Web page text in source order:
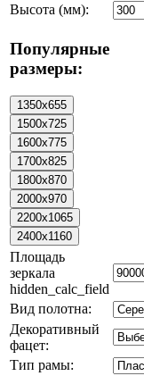
Высота (мм):
Популярные
размеры:
Площадь
зеркала
hidden_calc_field
Вид полотна:
Декоративный
фацет:
Тип рамы: